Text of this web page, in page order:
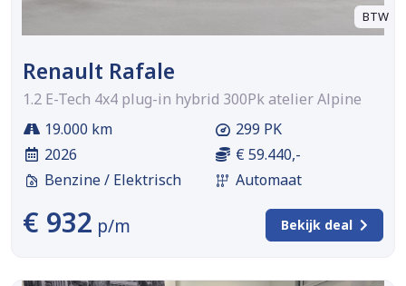
BTW
Renault Rafale
1.2 E-Tech 4x4 plug-in hybrid 300Pk atelier Alpine
19.000 km
2026
Benzine / Elektrisch
299 PK
€ 59.440,-
Automaat
€ 932 p/m Bekijk deal